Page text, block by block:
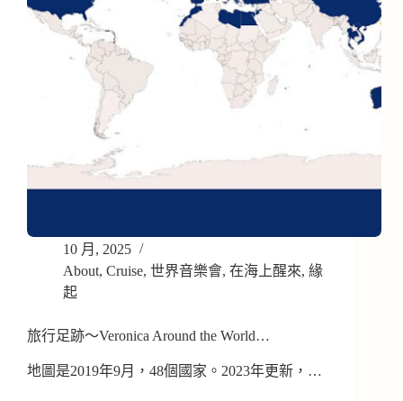
10 月, 2025
About, Cruise, 世界音樂會, 在海上醒來, 緣
起
旅行足跡～Veronica Around the World…
地圖是2019年9月，48個國家。2023年更新，…